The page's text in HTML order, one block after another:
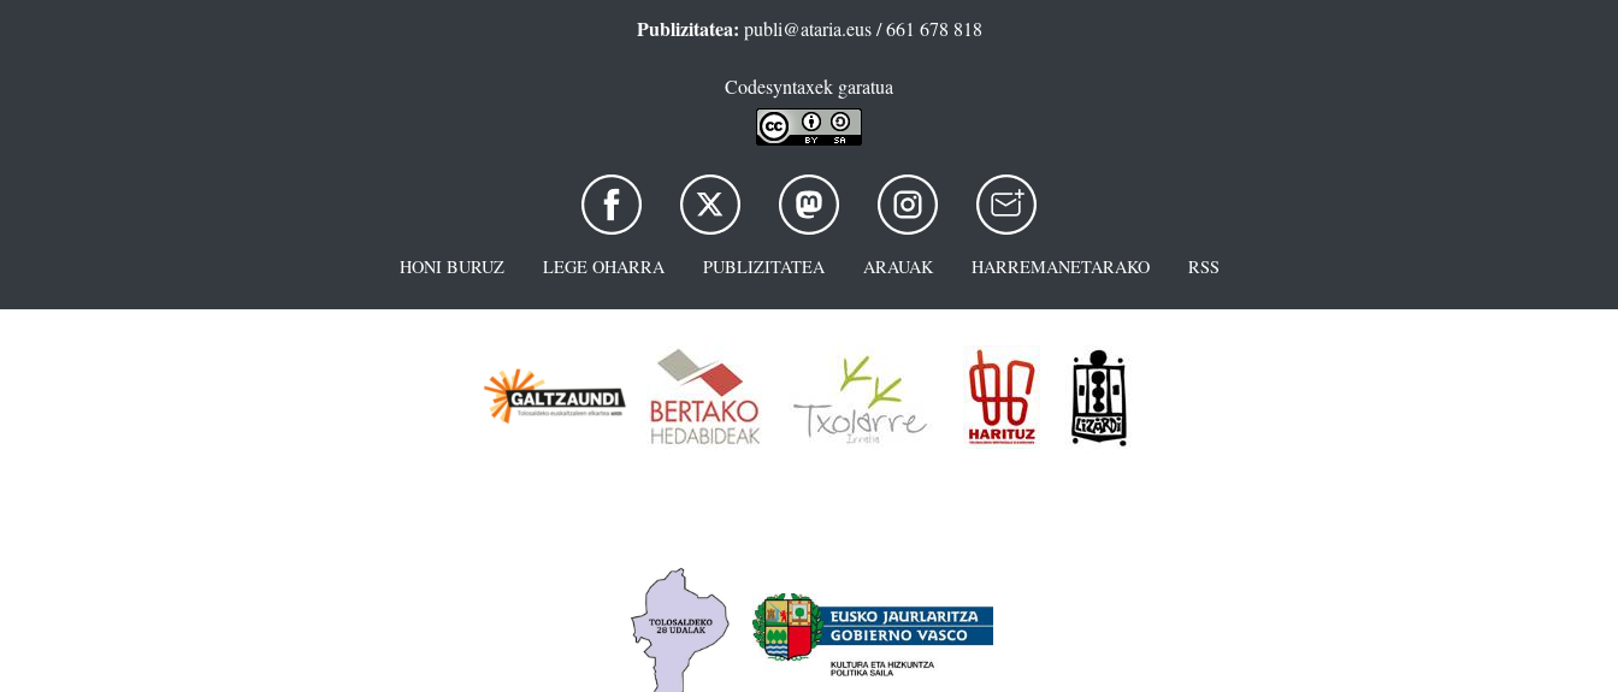
Publizitatea: publi@ataria.eus/ 661 678 818
Codesyntaxek garatua
HONI BURUZ LEGE OHARRA PUBLIZITATEA ARAUAK HARREMANETARAKO RSS